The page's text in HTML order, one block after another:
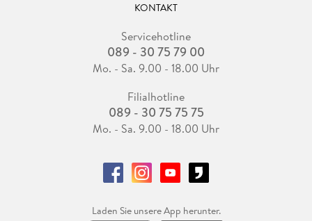
KONTAKT
Servicehotline
089 - 30 75 79 00
Mo. - Sa. 9.00 - 18.00 Uhr
Filialhotline
089 - 30 75 75 75
Mo. - Sa. 9.00 - 18.00 Uhr
Laden Sie unsere App herunter.